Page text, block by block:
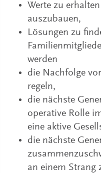
Werte zu
auszubauen,
Lösungen zu
werden
die Nachfolge
regeln,
die nächste
operative Rolle
eine aktive
die nächste
an einem Strang